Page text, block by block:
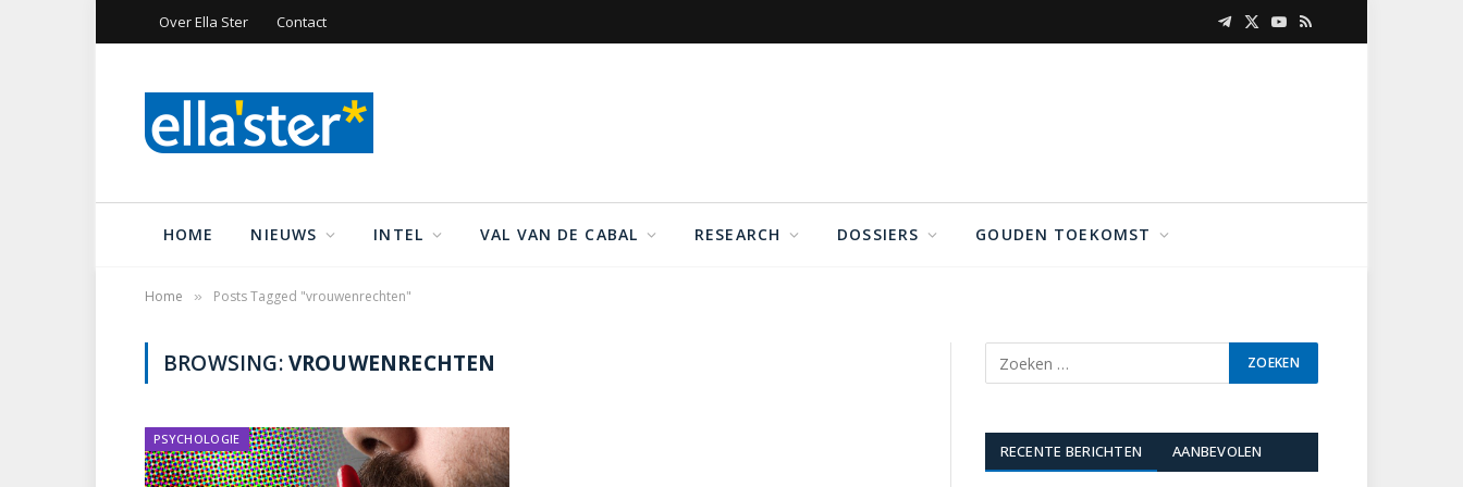
Over Ella Ster Contact Telegram
X
YouTube
RSS
HOME NIEUWS INTEL VAL VAN DE CABAL RESEARCH DOSSIERS GOUDEN TOEKOMST
Home » Posts Tagged "vrouwenrechten"
BROWSING:VROUWENRECHTEN
PSYCHOLOGIE
RECENTE BERICHTEN AANBEVOLEN